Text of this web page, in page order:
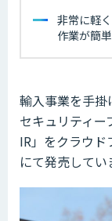
非常に軽
作業が簡単
輸入事業を手掛
セキュリティー
IR」をクラウド
にて発売してい